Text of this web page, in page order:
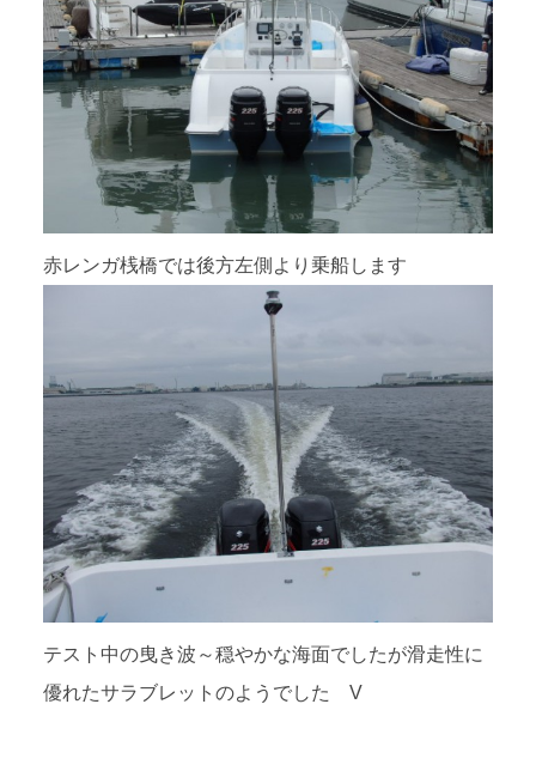
赤レンガ桟橋では後方左側より乗船します
テスト中の曳き波～穏やかな海面でしたが滑走性に
優れたサラブレットのようでした V